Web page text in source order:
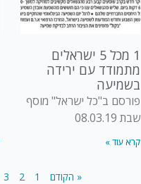
1 מכל 5 ישראלים
מתמודד עם ירידה
בשמיעה
פורסם ב"כל ישראל" מוסף
שבת 08.03.19
קרא עוד »
« הקודם 1
2
3